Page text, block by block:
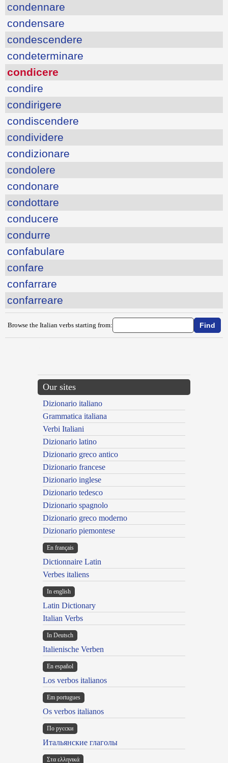
condennare
condensare
condescendere
condeterminare
condicere
condire
condirigere
condiscendere
condividere
condizionare
condolere
condonare
condottare
conducere
condurre
confabulare
confare
confarrare
confarreare
Browse the Italian verbs starting from:
Our sites
Dizionario italiano
Grammatica italiana
Verbi Italiani
Dizionario latino
Dizionario greco antico
Dizionario francese
Dizionario inglese
Dizionario tedesco
Dizionario spagnolo
Dizionario greco moderno
Dizionario piemontese
En français
Dictionnaire Latin
Verbes italiens
In english
Latin Dictionary
Italian Verbs
In Deutsch
Italienische Verben
En español
Los verbos italianos
Em portugues
Os verbos italianos
По русски
Итальянские глаголы
Στα ελληνικά